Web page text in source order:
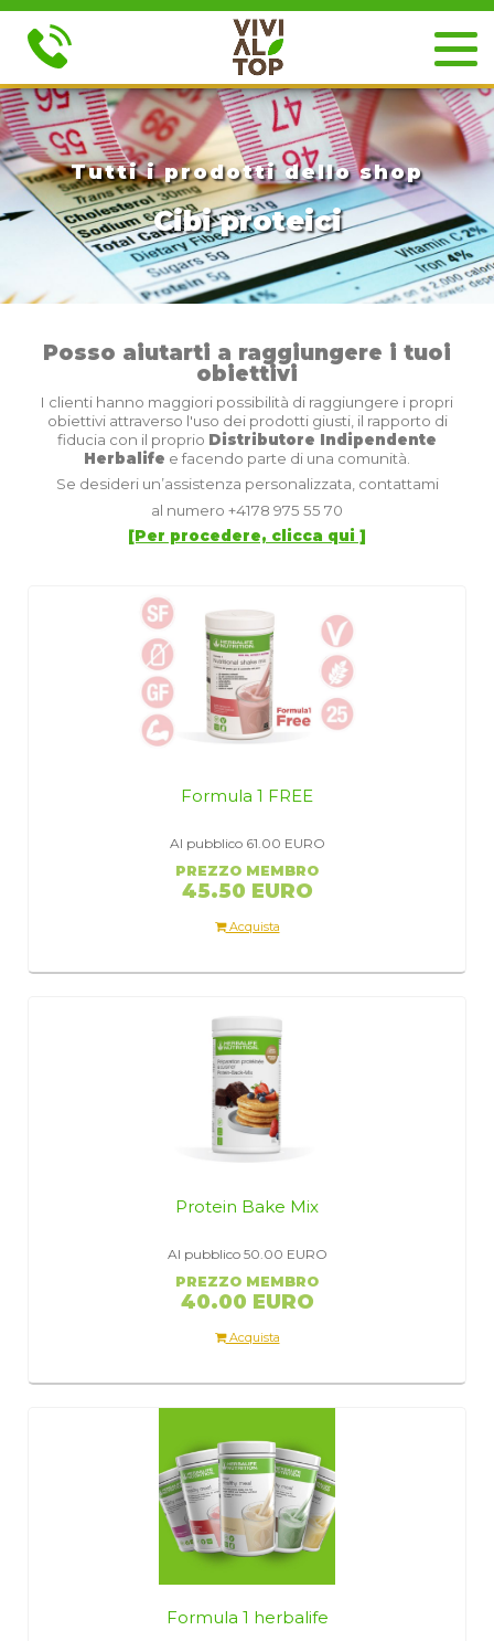
Tutti i prodotti dello shop
Cibi proteici
Posso aiutarti a raggiungere i tuoi
obiettivi
I clienti hanno maggiori possibilità di raggiungere i propri
obiettivi attraverso l'uso dei prodotti giusti, il rapporto di
fiducia con il proprio Distributore Indipendente
Herbalife e facendo parte di una comunità.
Se desideri un’assistenza personalizzata, contattami
al numero +4178 975 55 70
[Per procedere, clicca qui ]
Formula 1 FREE
Al pubblico 61.00 EURO
PREZZO MEMBRO
45.50 EURO
Acquista
Protein Bake Mix
Al pubblico 50.00 EURO
PREZZO MEMBRO
40.00 EURO
Acquista
Formula 1 herbalife